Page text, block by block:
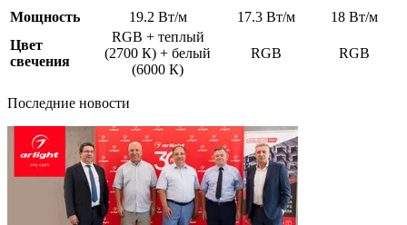
Мощность 19.2 Вт/м 17.3 Вт/м
18 Вт/м
Цвет
свечения
RGB + теплый
(2700 К) + белый
(6000 К)
RGB RGB
Последние новости